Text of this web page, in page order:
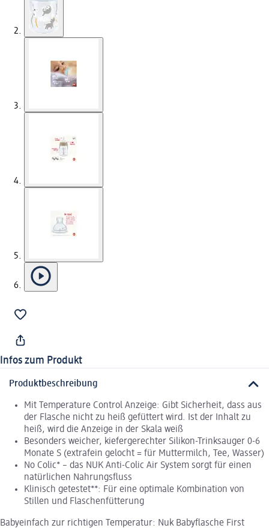
Infos zum Produkt
Produktbeschreibung
Mit Temperature Control Anzeige: Gibt Sicherheit, dass aus
der Flasche nicht zu heiß gefüttert wird. Ist der Inhalt zu
heiß, wird die Anzeige in der Skala weiß
Besonders weicher, kiefergerechter Silikon-Trinksauger 0-6
Monate S (extrafein gelocht = für Muttermilch, Tee, Wasser)
No Colic* – das NUK Anti-Colic Air System sorgt für einen
natürlichen Nahrungsfluss
Klinisch getestet**: Für eine optimale Kombination von
Stillen und Flaschenfütterung
Babyeinfach zur richtigen Temperatur: Nuk Babyflasche First